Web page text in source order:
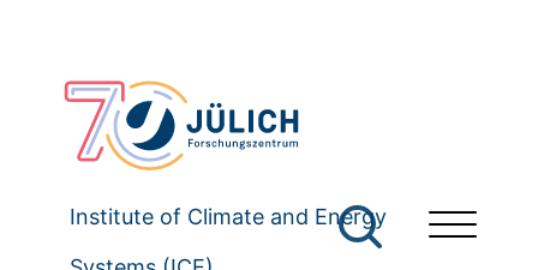
Institute of Climate and Energy